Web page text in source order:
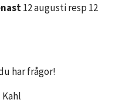
12 augusti resp 12
har frågor!